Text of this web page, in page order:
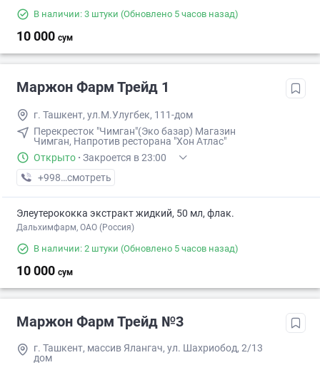
В наличии: 3 штуки (Обновлено 5 часов назад)
10 000 сум
Маржон Фарм Трейд 1
г. Ташкент, ул.М.Улугбек, 111-дом
Перекресток "Чимган"(Эко базар) Магазин
Чимган, Напротив ресторана "Хон Атлас"
Открыто · Закроется в 23:00
+998 (99) XXX-XX-XX
смотреть
Элеутерококка экстракт жидкий, 50 мл, флак.
Дальхимфарм, ОАО (Россия)
В наличии: 2 штуки (Обновлено 5 часов назад)
10 000 сум
Маржон Фарм Трейд №3
г. Ташкент, массив Ялангач, ул. Шахриобод, 2/13
дом